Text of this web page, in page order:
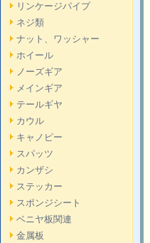
リンケージパイプ
ネジ類
ナット、ワッシャー
ホイール
ノーズギア
メインギア
テールギヤ
カウル
キャノピー
スパッツ
カンザシ
ステッカー
スポンジシート
ベニヤ板関連
金属板